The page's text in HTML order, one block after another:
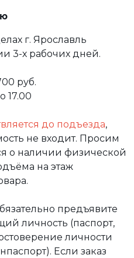
г. Ярославль
3-х рабочих дней.
руб.
17.00
до подъезда,
не входит. Просим
о наличии физической
на этаж
предъявите
личность (паспорт,
личности
Если заказ